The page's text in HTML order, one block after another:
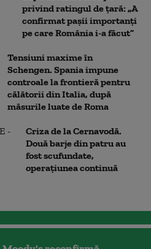
privind ratingul de țară: „A
confirmat pașii importanți
pe care România i-a făcut”
Tensiuni maxime în
Schengen. Spania impune
controale la frontieră pentru
călătorii din Italia, după
măsurile luate de Roma
Criza de la Cernavodă.
Două barje din patru au
fost scufundate,
operațiunea continuă